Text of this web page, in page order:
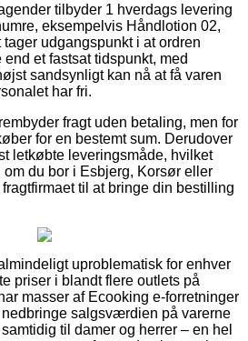
tilbyder 1 hverdags levering
eksempelvis Håndlotion 02,
udgangspunkt i at ordren
et fastsat tidspunkt, med
sandsynligt kan nå at få varen
har fri.
fragt uden betaling, men for
for en bestemt sum. Derudover
letkøbte leveringsmåde, hvilket
du bor i Esbjerg, Korsør eller
til at bringe din bestilling
uproblematisk for enhver
priser i blandt flere outlets på
masser af Ecooking e-forretninger
salgsværdien på varerne
til damer og herrer – en hel